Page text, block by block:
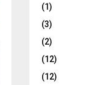
(1)
(3)
(2)
(12)
(12)